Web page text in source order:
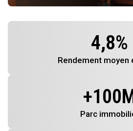
4,8%
Rendement moyen
+100
Parc